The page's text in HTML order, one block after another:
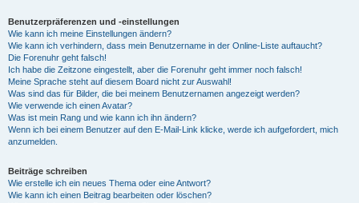
Benutzerpräferenzen und -einstellungen
Wie kann ich meine Einstellungen ändern?
Wie kann ich verhindern, dass mein Benutzername in der Online-Liste auftaucht?
Die Forenuhr geht falsch!
Ich habe die Zeitzone eingestellt, aber die Forenuhr geht immer noch falsch!
Meine Sprache steht auf diesem Board nicht zur Auswahl!
Was sind das für Bilder, die bei meinem Benutzernamen angezeigt werden?
Wie verwende ich einen Avatar?
Was ist mein Rang und wie kann ich ihn ändern?
Wenn ich bei einem Benutzer auf den E-Mail-Link klicke, werde ich aufgefordert, mich
anzumelden.
Beiträge schreiben
Wie erstelle ich ein neues Thema oder eine Antwort?
Wie kann ich einen Beitrag bearbeiten oder löschen?